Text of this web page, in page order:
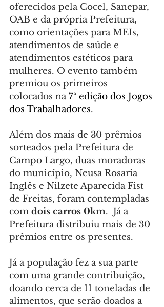
oferecidos pela Cocel, Sanepar,
OAB e da própria Prefeitura,
como orientações para MEIs,
atendimentos de saúde e
atendimentos estéticos para
mulheres. O evento também
premiou os primeiros
colocados na 7ª edição dos Jogos
dos Trabalhadores.
Além dos mais de 30 prêmios
sorteados pela Prefeitura de
Campo Largo, duas moradoras
do município, Neusa Rosaria
Inglês e Nilzete Aparecida Fist
de Freitas, foram contempladas
com dois carros 0km.  Já a
Prefeitura distribuiu mais de 30
prêmios entre os presentes.
Já a população fez a sua parte
com uma grande contribuição,
doando cerca de 11 toneladas de
alimentos, que serão doados a